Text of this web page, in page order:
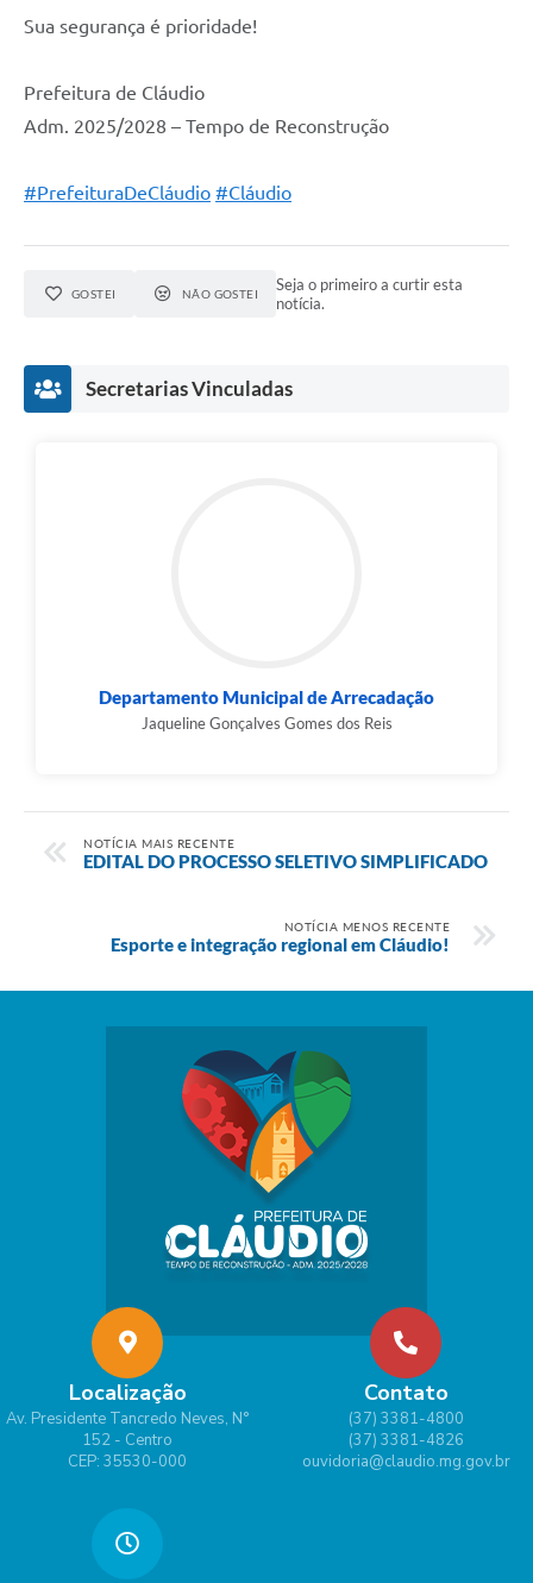
Sua segurança é prioridade!
Prefeitura de Cláudio
Adm. 2025/2028 – Tempo de Reconstrução
#PrefeituraDeCláudio #Cláudio
GOSTEI NÃO GOSTEI
Seja o primeiro a curtir esta
notícia.
Secretarias Vinculadas
Departamento Municipal de Arrecadação
Jaqueline Gonçalves Gomes dos Reis
NOTÍCIA MAIS RECENTE
EDITAL DO PROCESSO SELETIVO SIMPLIFICADO
NOTÍCIA MENOS RECENTE
Esporte e integração regional em Cláudio!
Localização
Av. Presidente Tancredo Neves, N°
152 - Centro
CEP: 35530-000
Contato
(37) 3381-4800
(37) 3381-4826
ouvidoria@claudio.mg.gov.br